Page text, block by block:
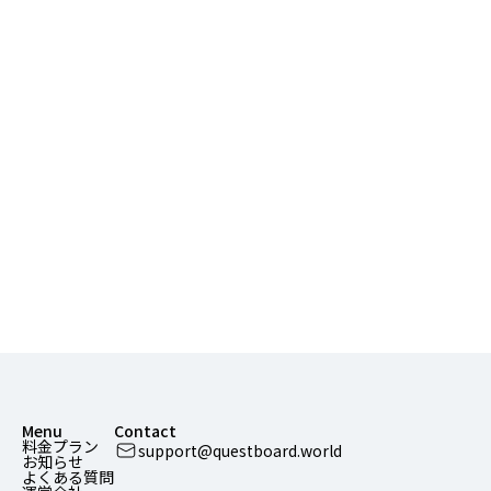
Menu
料金プラン
お知らせ
よくある質問
Contact
support@questboard.world